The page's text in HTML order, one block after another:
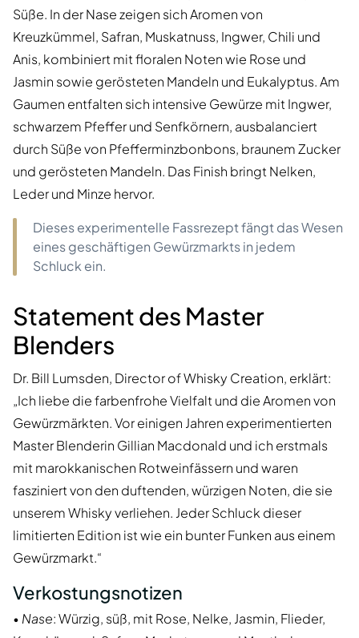
Süße. In der Nase zeigen sich Aromen von
Kreuzkümmel, Safran, Muskatnuss, Ingwer, Chili und
Anis, kombiniert mit floralen Noten wie Rose und
Jasmin sowie gerösteten Mandeln und Eukalyptus. Am
Gaumen entfalten sich intensive Gewürze mit Ingwer,
schwarzem Pfeffer und Senfkörnern, ausbalanciert
durch Süße von Pfefferminzbonbons, braunem Zucker
und gerösteten Mandeln. Das Finish bringt Nelken,
Leder und Minze hervor.
Dieses experimentelle Fassrezept fängt das Wesen
eines geschäftigen Gewürzmarkts in jedem
Schluck ein.
Statement des Master
Blenders
Dr. Bill Lumsden, Director of Whisky Creation, erklärt:
„Ich liebe die farbenfrohe Vielfalt und die Aromen von
Gewürzmärkten. Vor einigen Jahren experimentierten
Master Blenderin Gillian Macdonald und ich erstmals
mit marokkanischen Rotweinfässern und waren
fasziniert von den duftenden, würzigen Noten, die sie
unserem Whisky verliehen. Jeder Schluck dieser
limitierten Edition ist wie ein bunter Funken aus einem
Gewürzmarkt.“
Verkostungsnotizen
• Nase: Würzig, süß, mit Rose, Nelke, Jasmin, Flieder,